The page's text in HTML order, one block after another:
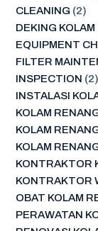
CLEANING (2)
DEKING
EQUIPMENT
FILTER
INSPECTION (2)
INSTALASI
KOLAM
KOLAM
KOLAM
KONTRAKTOR
KONTRAKTOR
OBAT KOLAM
PERAWATAN